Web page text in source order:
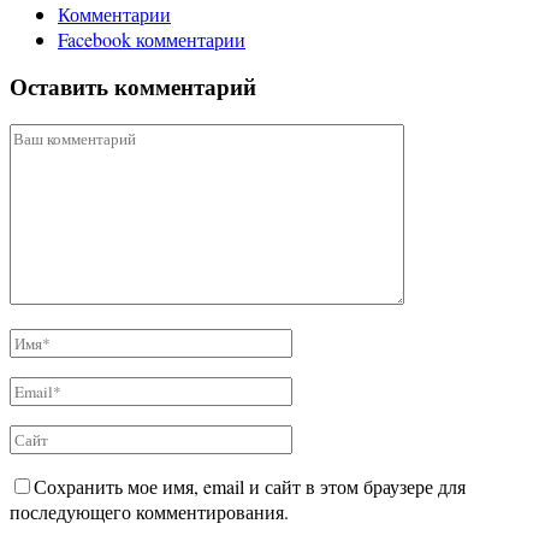
Комментарии
Facebook комментарии
Оставить комментарий
Сохранить мое имя, email и сайт в этом браузере для
последующего комментирования.